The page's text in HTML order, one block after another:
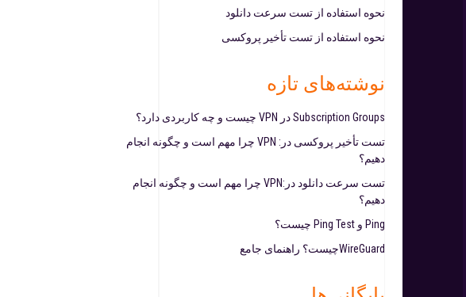
نحوه استفاده از تست سرعت دانلود
نحوه استفاده از تست تأخیر پروکسی
نوشته‌های تازه
Subscription Groups در VPN چیست و چه کاربردی دارد؟
تست تأخیر پروکسی در: VPN چرا مهم است و چگونه انجام
دهیم؟
تست سرعت دانلود در:VPN چرا مهم است و چگونه انجام
دهیم؟
Ping و Ping Test چیست؟
WireGuardچیست؟ راهنمای جامع